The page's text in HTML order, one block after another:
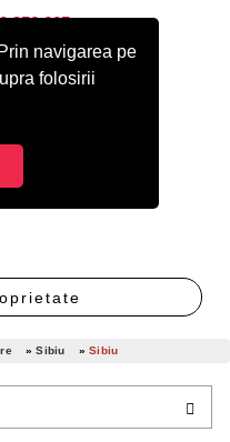
navigarea pe
folosirii
256 665
cont nou gratuit
»Sibiu » Sibiu